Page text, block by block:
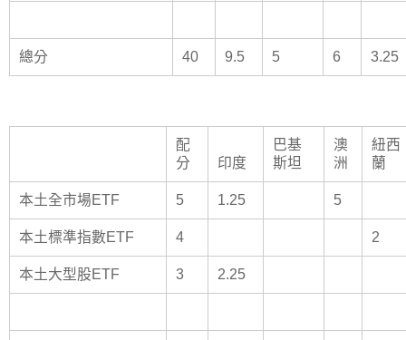
總分 40 9.5 5 6 3.25
配
分
印度
巴基
斯坦
澳
洲
紐西
蘭
本土全市場ETF 5 1.25 5
本土標準指數ETF 4 2
本土大型股ETF 3 2.25